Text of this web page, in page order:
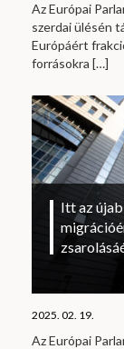
Az Európai
szerdai ülésén
Európáért
forrásokra […]
Itt az
2025. 02. 19.
Az Európai